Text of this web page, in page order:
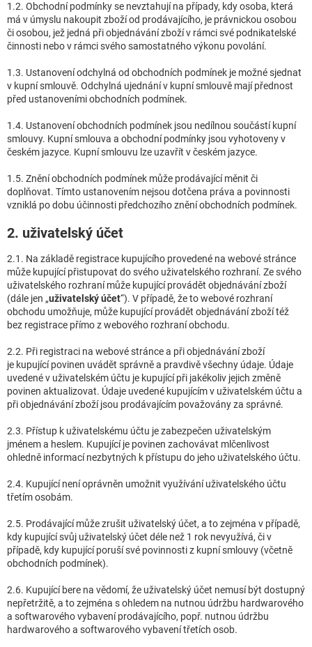
1.2. Obchodní podmínky se nevztahují na případy, kdy osoba, která
má v úmyslu nakoupit zboží od prodávajícího, je právnickou osobou
či osobou, jež jedná při objednávání zboží v rámci své podnikatelské
činnosti nebo v rámci svého samostatného výkonu povolání.
1.3. Ustanovení odchylná od obchodních podmínek je možné sjednat
v kupní smlouvě. Odchylná ujednání v kupní smlouvě mají přednost
před ustanoveními obchodních podmínek.
1.4. Ustanovení obchodních podmínek jsou nedílnou součástí kupní
smlouvy. Kupní smlouva a obchodní podmínky jsou vyhotoveny v
českém jazyce. Kupní smlouvu lze uzavřít v českém jazyce.
1.5. Znění obchodních podmínek může prodávající měnit či
doplňovat. Tímto ustanovením nejsou dotčena práva a povinnosti
vzniklá po dobu účinnosti předchozího znění obchodních podmínek.
2. uživatelský účet
2.1. Na základě registrace kupujícího provedené na webové stránce
může kupující přistupovat do svého uživatelského rozhraní. Ze svého
uživatelského rozhraní může kupující provádět objednávání zboží
(dále jen „uživatelský účet“). V případě, že to webové rozhraní
obchodu umožňuje, může kupující provádět objednávání zboží též
bez registrace přímo z webového rozhraní obchodu.
2.2. Při registraci na webové stránce a při objednávání zboží
je kupující povinen uvádět správně a pravdivě všechny údaje. Údaje
uvedené v uživatelském účtu je kupující při jakékoliv jejich změně
povinen aktualizovat. Údaje uvedené kupujícím v uživatelském účtu a
při objednávání zboží jsou prodávajícím považovány za správné.
2.3. Přístup k uživatelskému účtu je zabezpečen uživatelským
jménem a heslem. Kupující je povinen zachovávat mlčenlivost
ohledně informací nezbytných k přístupu do jeho uživatelského účtu.
2.4. Kupující není oprávněn umožnit využívání uživatelského účtu
třetím osobám.
2.5. Prodávající může zrušit uživatelský účet, a to zejména v případě,
kdy kupující svůj uživatelský účet déle než 1 rok nevyužívá, či v
případě, kdy kupující poruší své povinnosti z kupní smlouvy (včetně
obchodních podmínek).
2.6. Kupující bere na vědomí, že uživatelský účet nemusí být dostupný
nepřetržitě, a to zejména s ohledem na nutnou údržbu hardwarového
a softwarového vybavení prodávajícího, popř. nutnou údržbu
hardwarového a softwarového vybavení třetích osob.